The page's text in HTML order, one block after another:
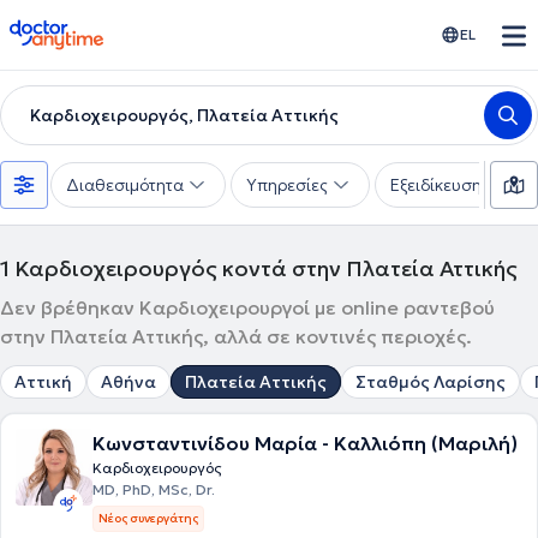
doctoranytime EL
Καρδιοχειρουργός, Πλατεία Αττικής
Διαθεσιμότητα Υπηρεσίες Εξειδίκευση
1 Καρδιοχειρουργός κοντά στην Πλατεία Αττικής
Δεν βρέθηκαν Καρδιοχειρουργοί με online ραντεβού
στην Πλατεία Αττικής, αλλά σε κοντινές περιοχές.
Αττική Αθήνα Πλατεία Αττικής Σταθμός Λαρίσης
Κωνσταντινίδου Μαρία - Καλλιόπη (Μαριλή)
Καρδιοχειρουργός
MD, PhD, MSc, Dr.
Νέος συνεργάτης